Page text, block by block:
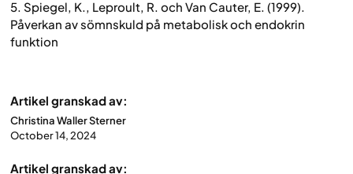
5. Spiegel, K., Leproult, R. och Van Cauter, E. (1999).
Påverkan av sömnskuld på metabolisk och endokrin
funktion
Artikel granskad av:
Christina Waller Sterner
October 14, 2024
Artikel granskad av: